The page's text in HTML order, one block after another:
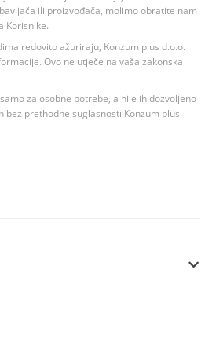
ili proizvođača, molimo obratite nam
Korisnike.
redovito ažuriraju, Konzum plus d.o.o.
Ovo ne utječe na vaša zakonska
za osobne potrebe, a nije ih dozvoljeno
bez prethodne suglasnosti Konzum plus